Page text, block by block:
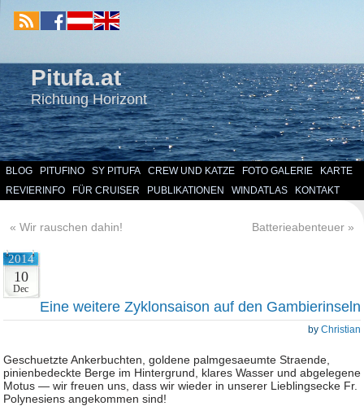
Pitufa.at
Richtung Horizont
BLOG PITUFINO SY PITUFA CREW UND KATZE FOTO GALERIE
KARTE
REVIERINFO
FÜR CRUISER PUBLIKATIONEN WINDATLAS KONTAKT
« Wir rauschen dahin! Batterieabenteuer »
2014
10
Dec
Eine weitere Zyklonsaison auf den Gambierinseln
by Christian
Geschuetzte Ankerbuchten, goldene palmgesaeumte Straende,
pinienbedeckte Berge im Hintergrund, klares Wasser und abgelegene
Motus — wir freuen uns, dass wir wieder in unserer Lieblingsecke Fr.
Polynesiens angekommen sind!